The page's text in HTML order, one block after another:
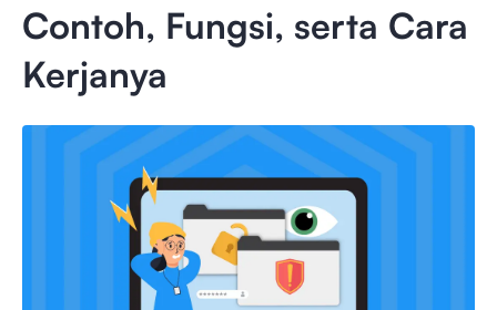
Contoh, Fungsi, serta Cara
Kerjanya